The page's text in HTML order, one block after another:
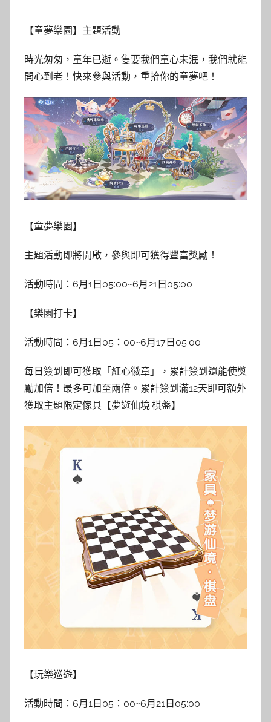
【童夢樂園】主題活動
時光匆匆，童年已逝。隻要我們童心未泯，我們就能
開心到老！快來參與活動，重拾你的童夢吧！
【童夢樂園】
主題活動即將開啟，參與即可獲得豐富獎勵！
活動時間：6月1日05:00~6月21日05:00
【樂園打卡】
活動時間：6月1日05：00~6月17日05:00
每日簽到即可獲取「紅心徽章」，累計簽到還能使獎
勵加倍！最多可加至兩倍。累計簽到滿12天即可額外
獲取主題限定傢具【夢遊仙境·棋盤】
【玩樂巡遊】
活動時間：6月1日05：00~6月21日05:00